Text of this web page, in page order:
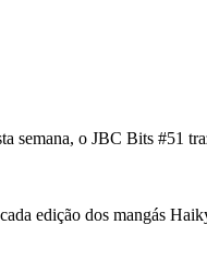
semana, o JBC Bits #51
edição dos mangás